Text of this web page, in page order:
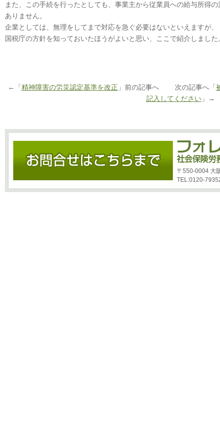
また、この手続を行ったとしても、事業主から従業員への給与所得
ありません。
企業としては、無理をしてまで対応を急ぐ必要はないといえますが、
国税庁の方針を知っておいたほうがよいと思い、ここで紹介しました
←「 精神障害の労災認定基準を改正 」前の記事へ 次の記事へ「
記入してください」→
〒550-0004 大
TEL:0120-